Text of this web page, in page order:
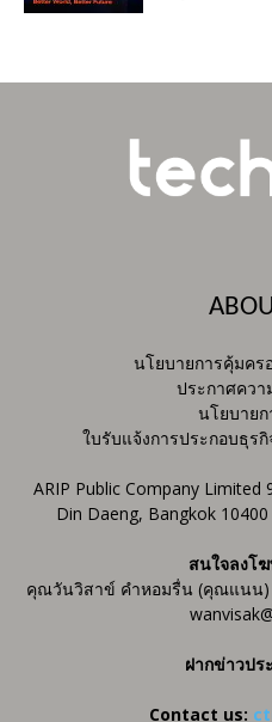
นโยบายการคุ้มค
ประกาศคว
นโยบาย
ใบรับแจ้งการประกอบธุร
ARIP Public Company Limited
Din Daeng, Bangkok
สนใจลงโ
คุณวันวิสาข์ คำหอมรื่น (คุณแนน)
ฝากข่าวป
Contact us: